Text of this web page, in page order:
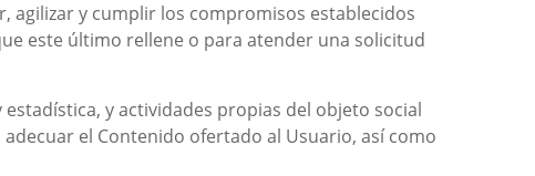
agilizar y cumplir los compromisos establecidos
este último rellene o para atender una solicitud
y actividades propias del objeto social
el Contenido ofertado al Usuario, así como